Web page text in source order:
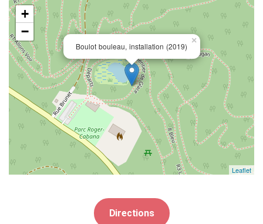
Boulot bouleau, installation (2019)
×
+
−
Leaflet
Directions